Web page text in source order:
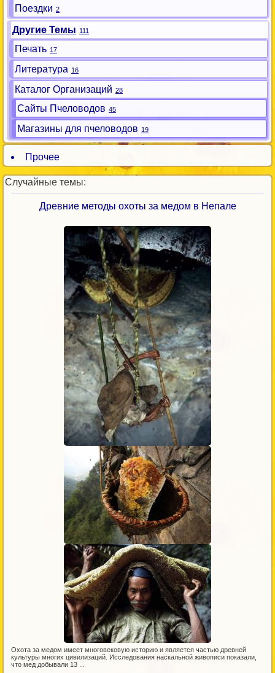
Поездки 2
Другие Темы 111
Печать 17
Литература 16
Каталог Организаций 28
Сайты Пчеловодов 45
Магазины для пчеловодов 19
Прочее
Случайные темы:
Древние методы охоты за медом в Непале
Охота за медом имеет многовековую историю и является частью древней
культуры многих цивилизаций. Исследования наскальной живописи показали,
что мед добывали 13 ...